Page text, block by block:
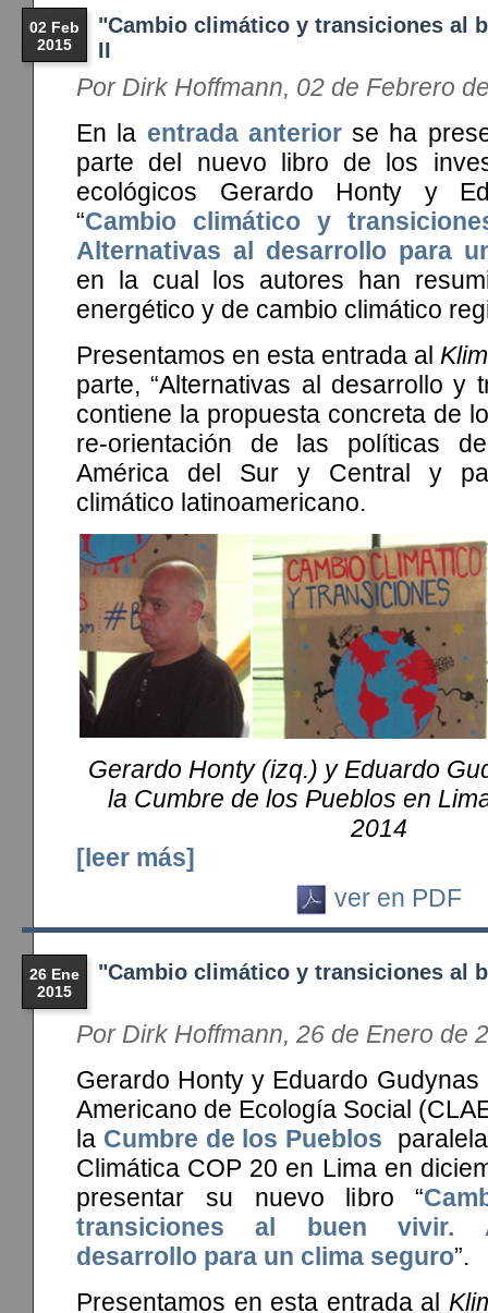
02 Feb
2015
"Cambio climático y transiciones al
II
Por Dirk Hoffmann, 02 de Febrero
En la entrada anteriorse ha
parte del nuevo libro de los
ecológicos Gerardo Honty y
“Cambio climático y
Alternativas al desarrollo para
en la cual los autores han
energético y de cambio climático
Presentamos en esta entrada al
parte, “Alternativas al desarrollo y
contiene la propuesta concreta de
re-orientación de las políticas
América del Sur y Central y
climático latinoamericano.
Gerardo Honty (izq.) y Eduardo
la Cumbre de los Pueblos en
2014
[leer más]
ver en PDF
26 Ene
2015
"Cambio climático y transiciones al
Por Dirk Hoffmann, 26 de Enero de
Gerardo Honty y Eduardo
Americano de Ecología Social
la Cumbre de los Pueblos
Climática COP 20 en Lima en
presentar su nuevo libro “
transiciones al buen vivir.
desarrollo para un clima seguro”.
Presentamos en esta entrada al